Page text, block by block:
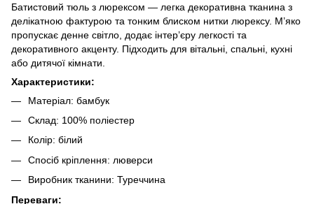
Батистовий тюль з люрексом — легка декоративна тканина з
делікатною фактурою та тонким блиском нитки люрексу. М’яко
пропускає денне світло, додає інтер’єру легкості та
декоративного акценту. Підходить для вітальні, спальні, кухні
або дитячої кімнати.
Характеристики:
Матеріал: бамбук
Склад: 100% поліестер
Колір: білий
Спосіб кріплення: люверси
Виробник тканини: Туреччина
Переваги: